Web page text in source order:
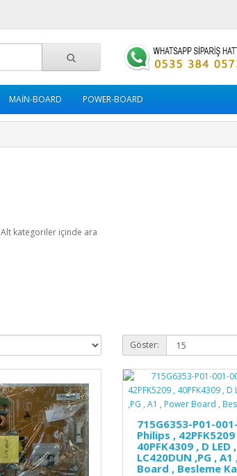
MAİN-BOARD POWER-BOARD
Alt kategoriler içinde ara
Göster:
715G6353-P01-
Philips , 42PFK5209
40PFK4309 , D LED ,
LC420DUN ,PG ,
Board , Besleme